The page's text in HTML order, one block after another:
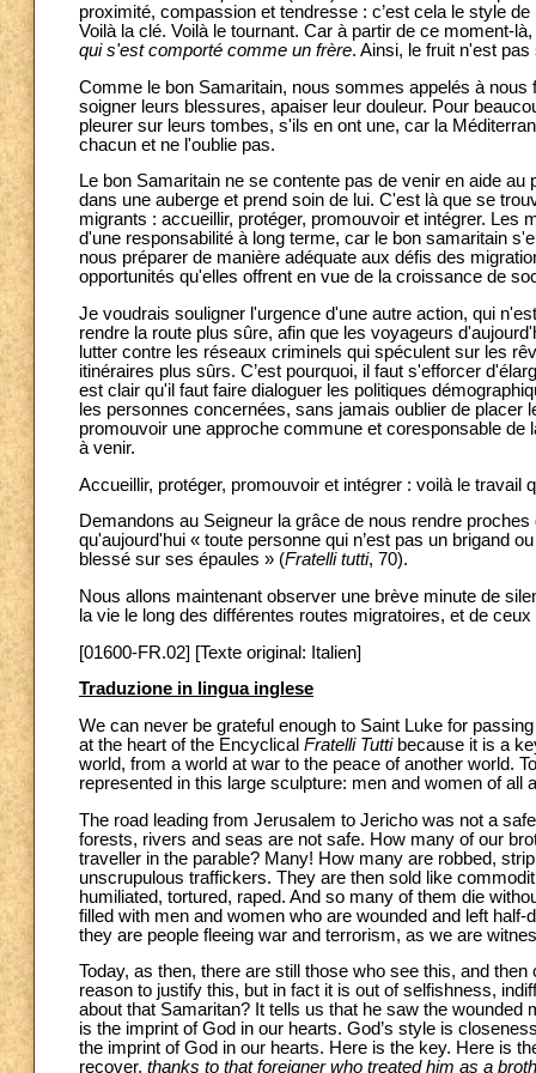
proximité, compassion et tendresse : c’est cela le style
Voilà la clé. Voilà le tournant. Car à partir de ce moment-
qui s'est comporté comme un frère. Ainsi, le fruit n'est
Comme le bon Samaritain, nous sommes appelés à
soigner leurs blessures, apaiser leur douleur. Pour
pleurer sur leurs tombes, s'ils en ont une, car la
chacun et ne l'oublie pas.
Le bon Samaritain ne se contente pas de venir en aide
dans une auberge et prend soin de lui. C'est là que se
migrants : accueillir, protéger, promouvoir et intégrer.
d'une responsabilité à long terme, car le bon samaritain
nous préparer de manière adéquate aux défis des
opportunités qu'elles offrent en vue de la croissance de
Je voudrais souligner l'urgence d'une autre action, qui
rendre la route plus sûre, afin que les voyageurs
lutter contre les réseaux criminels qui spéculent sur les
itinéraires plus sûrs. C’est pourquoi, il faut s'efforcer
est clair qu'il faut faire dialoguer les politiques
les personnes concernées, sans jamais oublier de
promouvoir une approche commune et coresponsable
à venir.
Accueillir, protéger, promouvoir et intégrer : voilà le travail
Demandons au Seigneur la grâce de nous rendre
qu'aujourd'hui « toute personne qui n’est pas un brigand
blessé sur ses épaules » (Fratelli tutti, 70).
Nous allons maintenant observer une brève minute de
la vie le long des différentes routes migratoires, et de
[01600-FR.02] [Texte original: Italien]
Traduzione in lingua inglese
We can never be grateful enough to Saint Luke for
at the heart of the Encyclical Fratelli Tuttibecause it is a
world, from a world at war to the peace of another world.
represented in this large sculpture: men and women of
The road leading from Jerusalem to Jericho was not a
forests, rivers and seas are not safe. How many of our
traveller in the parable? Many! How many are robbed,
unscrupulous traffickers. They are then sold like
humiliated, tortured, raped. And so many of them die
filled with men and women who are wounded and left
they are people fleeing war and terrorism, as we are
Today, as then, there are still those who see this, and
reason to justify this, but in fact it is out of selfishness,
about that Samaritan? It tells us that he saw the wounded
is the imprint of God in our hearts. God’s style is
the imprint of God in our hearts. Here is the key. Here is
recover, thanks to that foreigner who treated him as a